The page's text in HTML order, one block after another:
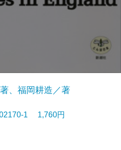
、福岡耕造／著
1 1,760円